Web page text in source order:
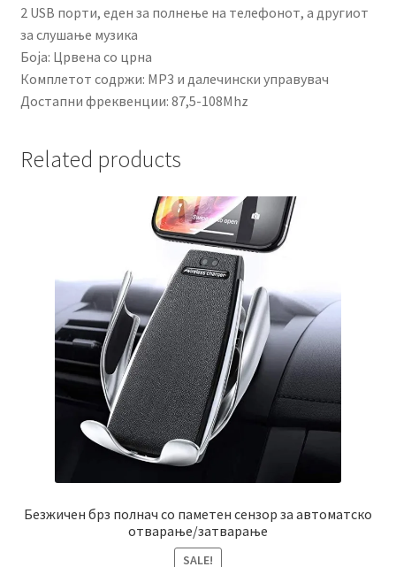
2 USB порти, еден за полнење на телефонот, а другиот
за слушање музика
Боја: Црвена со црна
Комплетот содржи: MP3 и далечински управувач
Достапни фреквенции: 87,5-108Mhz
Related products
Безжичен брз полнач со паметен сензор за автоматско
отварање/затварање
SALE!